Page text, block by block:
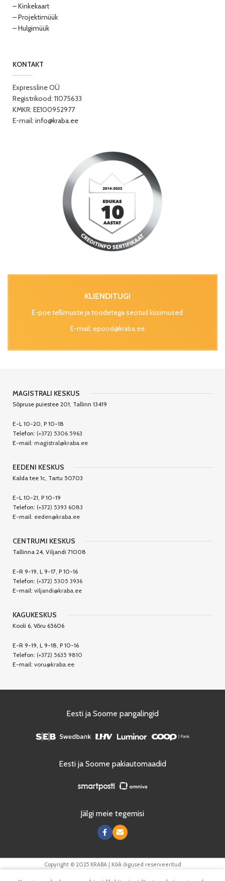
– Kinkekaart
– Projektimüük
– Hulgimüük
KONTAKT
Expressline OÜ
Registrikood: 11075633
KMKR: EE100952977
E-mail: info@kraba.ee
KLIENDITUGI
E-poe tellimuste ja toodetega seotud küsimused
E-mail: epood@kraba.ee
MAGISTRALI KESKUS
Sõpruse puiestee 201, Tallinn 13419
E-L 10-20, P 10-18
Telefon: (+372) 5306 5963
E-mail: magistral@kraba.ee
EEDENI KESKUS
Kalda tee 1c, Tartu 50703
E-L 10-21, P 10-19
Telefon: (+372) 5393 6083
E-mail: eeden@kraba.ee
CENTRUMI KESKUS
Tallinna 24, Viljandi 71008
E-R 9-19, L 9-17, P 10-16
Telefon: (+372) 5305 3936
E-mail: viljandi@kraba.ee
KAGUKESKUS
Kooli 6, Võru 65606
E-R 9-19, L 9-18, P 10-16
Telefon: (+372) 5635 9810
E-mail: voru@kraba.ee
Eesti ja Soome pangalingid
Eesti ja Soome pakiautomaadid
Jälgi meie tegemisi
Copyright © 2025 KRABA | Kõik õigused reserveeritud